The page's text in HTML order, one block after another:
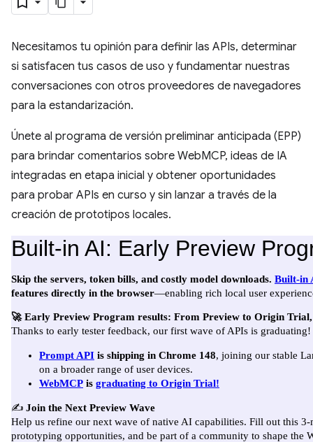
Necesitamos tu opinión para definir las APIs, determinar
si satisfacen tus casos de uso y fundamentar nuestras
conversaciones con otros proveedores de navegadores
para la estandarización.
Únete al programa de versión preliminar anticipada (EPP)
para brindar comentarios sobre WebMCP, ideas de IA
integradas en etapa inicial y obtener oportunidades
para probar APIs en curso y sin lanzar a través de la
creación de prototipos locales.